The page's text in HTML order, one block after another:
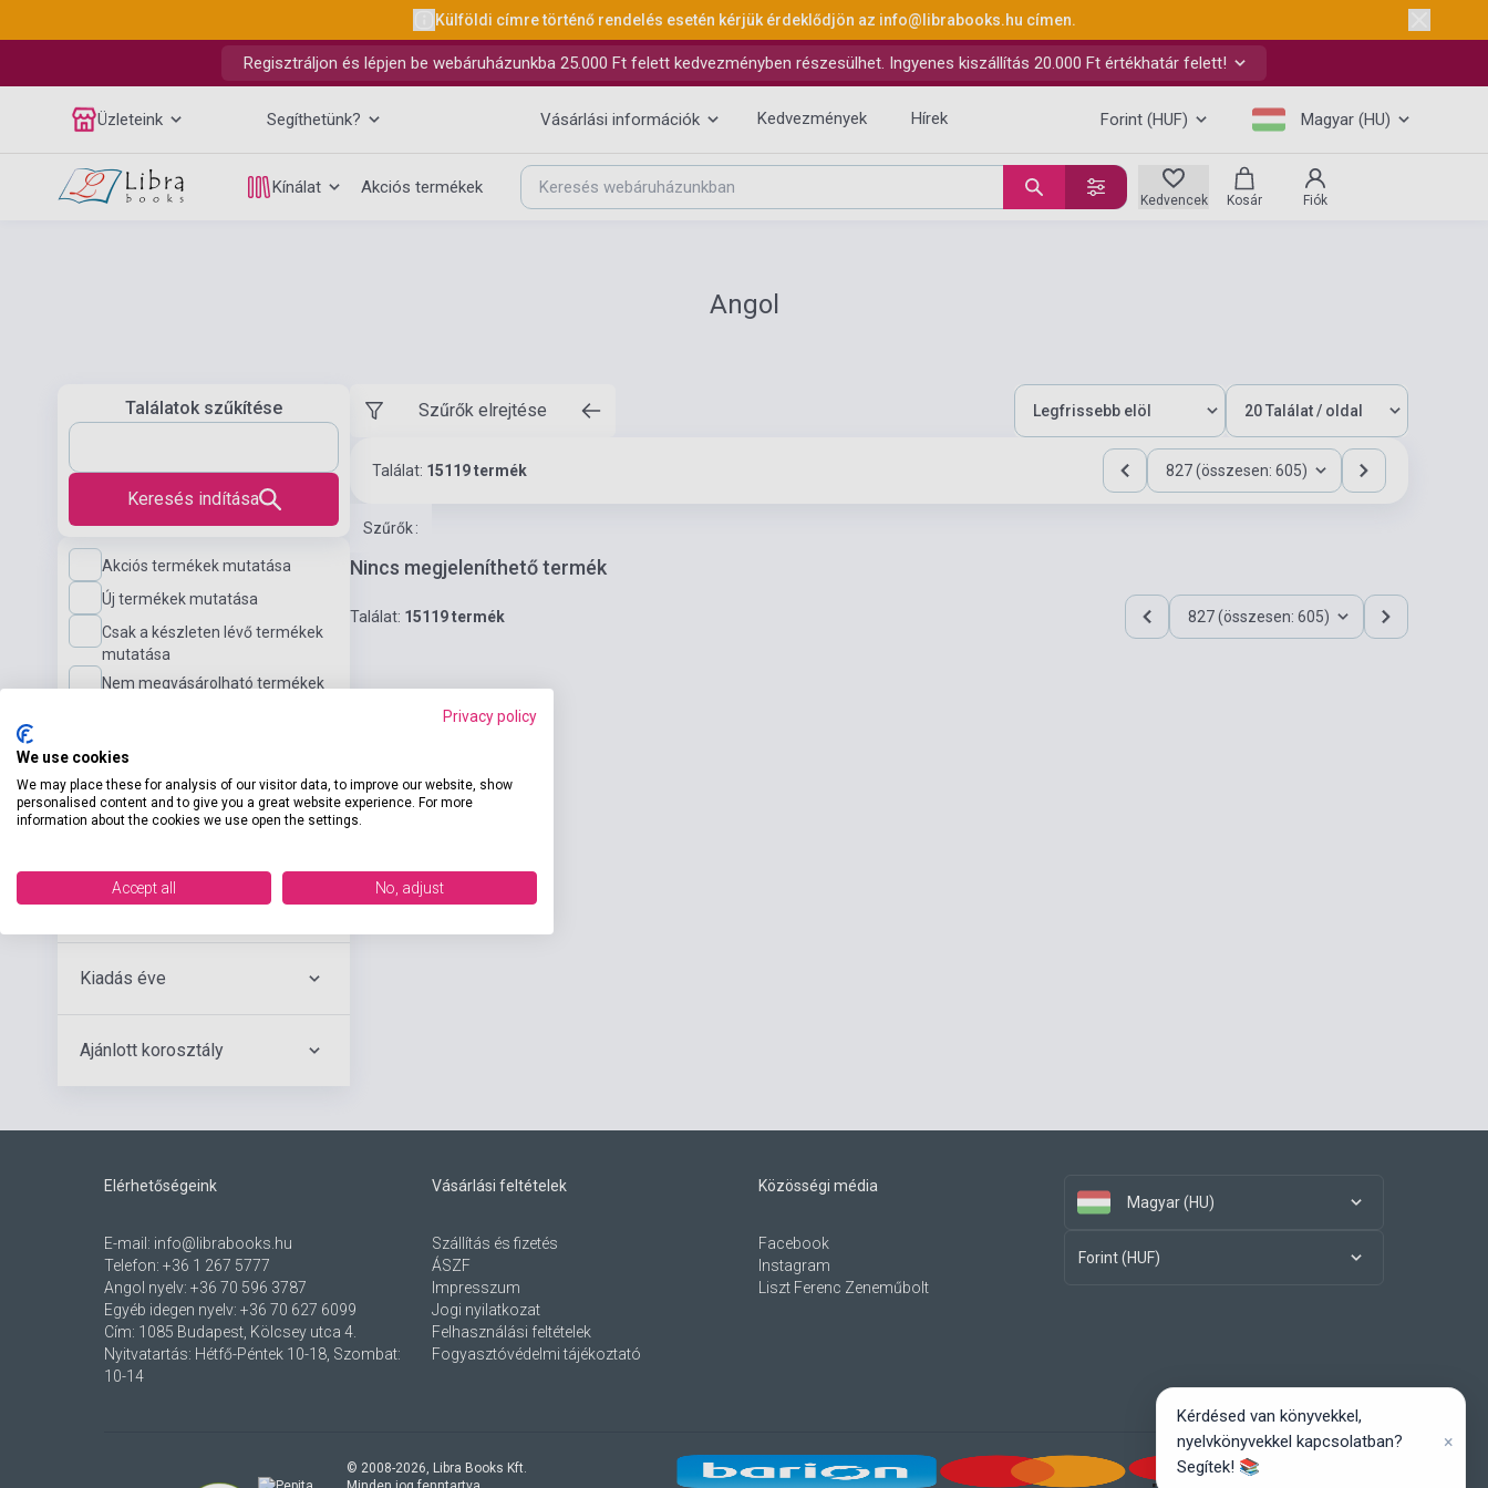
Külföldi címre történő rendelés esetén kérjük érdeklődjön az info@librabooks.hu címen.
Regisztráljon és lépjen be webáruházunkba 25.000 Ft felett kedvezményben részesülhet. Ingyenes kiszállítás 20.000 Ft értékhatár felett!
Üzleteink Segíthetünk? Vásárlási információk Kedvezmények Hírek Forint (HUF) Magyar (HU)
Kínálat Akciós termékek
Kedvencek Kosár Fiók
Angol
Találatok szűkítése
Keresés indítása
Akciós termékek mutatása
Új termékek mutatása
Csak a készleten lévő termékek
mutatása
Nem megvásárolható termékek
Nyelvi szint
Szerző
Kiadás éve
Ajánlott korosztály
Szűrők elrejtése
Találat: 15119 termék 827 (összesen: 605)
Szűrők:
Nincs megjeleníthető termék
Találat: 15119 termék 827 (összesen: 605)
Elérhetőségeink
E-mail: info@librabooks.hu
Telefon: +36 1 267 5777
Angol nyelv: +36 70 596 3787
Egyéb idegen nyelv: +36 70 627 6099
Cím: 1085 Budapest, Kölcsey utca 4.
Nyitvatartás: Hétfő-Péntek 10-18, Szombat:
10-14
Vásárlási feltételek
Szállítás és fizetés
ÁSZF
Impresszum
Jogi nyilatkozat
Felhasználási feltételek
Fogyasztóvédelmi tájékoztató
Közösségi média
Facebook
Instagram
Liszt Ferenc Zeneműbolt
Magyar (HU)
Forint (HUF)
© 2008-2026, Libra Books Kft.
Privacy policy
We use cookies
We may place these for analysis of our visitor data, to improve our website, show
personalised content and to give you a great website experience. For more
information about the cookies we use open the settings.
Accept all No, adjust
Kérdésed van könyvekkel,
nyelvkönyvekkel kapcsolatban?
Segítek! 📚
×